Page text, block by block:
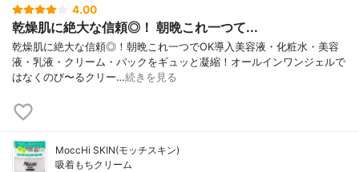
4.00
乾燥肌に絶大な信頼◎！ 朝晩これ一つて...
乾燥肌に絶大な信頼◎！朝晩これ一つでOK導入美容液・化粧水・美容
液・乳液・クリーム・パックをギュッと凝縮！オールインワンジェルで
はなくのび〜るクリー…続きを見る
MoccHi SKIN(モッチスキン)
吸着もちクリーム